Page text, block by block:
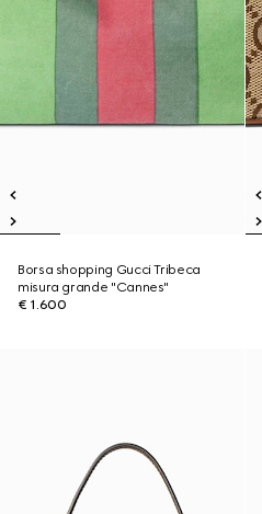
Borsa shopping Gucci Tribeca
misura grande "Cannes"
€ 1.600